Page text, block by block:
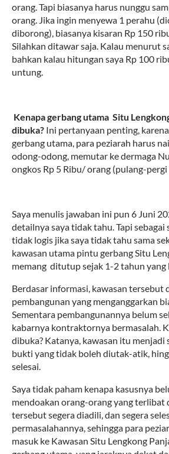
orang. Tapi biasanya harus nunggu
orang. Jika ingin menyewa 1 perahu
diborong), biasanya kisaran Rp 150
Silahkan ditawar saja. Kalau menurut
bahkan kalau hitungan saya Rp 100
untung.
Kenapa gerbang utama Situ
dibuka? Ini pertanyaan penting,
gerbang utama, para peziarah harus
odong-odong, memutar ke dermaga
ongkos Rp 5 Ribu/ orang (pulang-pergi
Saya menulis jawaban ini pun 6 Juni
detailnya saya tidak tahu. Tapi sebagai
tidak logis jika saya tidak tahu sama
kawasan utama pintu gerbang Situ
memang ditutup sejak 1-2 tahun yang
Berdasar informasi, kawasan tersebut
pembangunan yang menganggarkan
Sementara pembangunannya belum
kabarnya kontraktornya bermasalah.
dibuka? Katanya, kawasan itu menjadi
bukti yang tidak boleh diutak-atik,
selesai.
Saya tidak paham kenapa kasusnya
mendoakan orang-orang yang terlibat
tersebut segera diadili, dan segera
permasalahannya, sehingga para
masuk ke Kawasan Situ Lengkong